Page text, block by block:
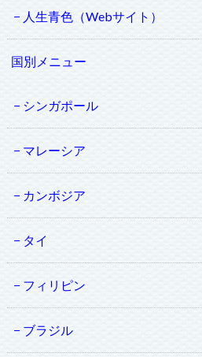
人生青色（Webサイト）
国別メニュー
シンガポール
マレーシア
カンボジア
タイ
フィリピン
ブラジル